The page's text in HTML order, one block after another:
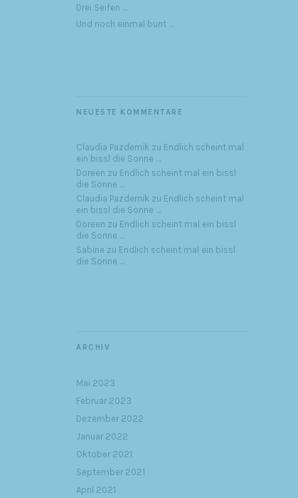
Drei Seifen …
Und noch einmal bunt …
NEUESTE KOMMENTARE
Claudia Pazdernik zu Endlich scheint mal
ein bissl die Sonne …
Doreen zu Endlich scheint mal ein bissl
die Sonne …
Claudia Pazdernik zu Endlich scheint mal
ein bissl die Sonne …
Doreen zu Endlich scheint mal ein bissl
die Sonne …
Sabine zu Endlich scheint mal ein bissl
die Sonne …
ARCHIV
Mai 2023
Februar 2023
Dezember 2022
Januar 2022
Oktober 2021
September 2021
April 2021